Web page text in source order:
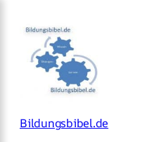
Inhalt
springen
Bildungsbibel.de